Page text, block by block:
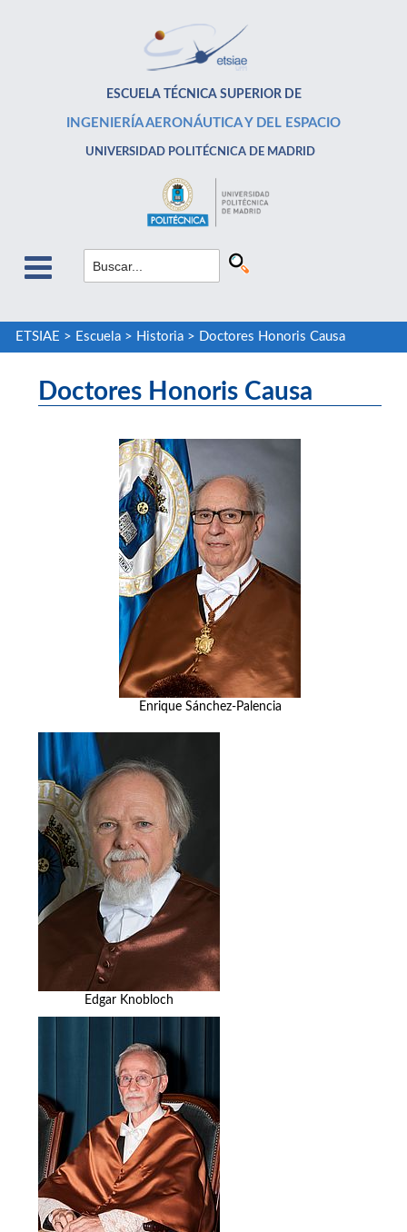
ESCUELA TÉCNICA SUPERIOR DE
INGENIERÍA AERONÁUTICA Y DEL ESPACIO
UNIVERSIDAD POLITÉCNICA DE MADRID
ETSIAE > Escuela> Historia> Doctores Honoris Causa
Doctores Honoris Causa
Enrique Sánchez-Palencia
Edgar Knobloch